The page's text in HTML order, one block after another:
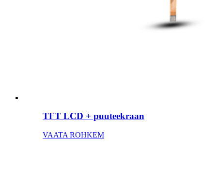
TFT LCD + puuteekraan
VAATA ROHKEM